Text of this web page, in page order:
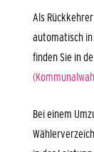
Als
automatisch
finden Sie in
Bei einem